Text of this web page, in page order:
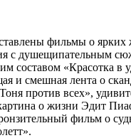
фильмы о
с душещипательным
составом «Красотка в
и смешная лента о
против всех»,
о жизни Эдит
фильм о